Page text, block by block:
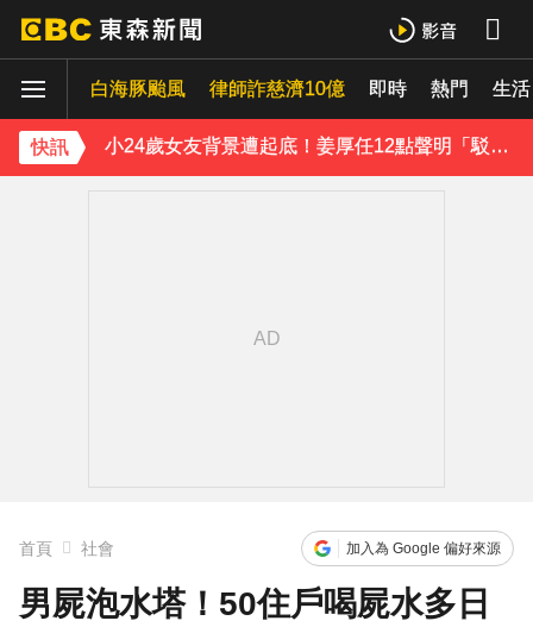
白海豚颱風 律師詐慈濟10億 即時 熱門 生活
快訊
下載東森App，隨時掌握天下大小事！
小24歲女友背景遭起底！姜厚任12點聲明「駁小三傳聞」：你在講三小？
首頁 社會 加入為 Google 偏好來源
男屍泡水塔！50住戶喝屍水多日